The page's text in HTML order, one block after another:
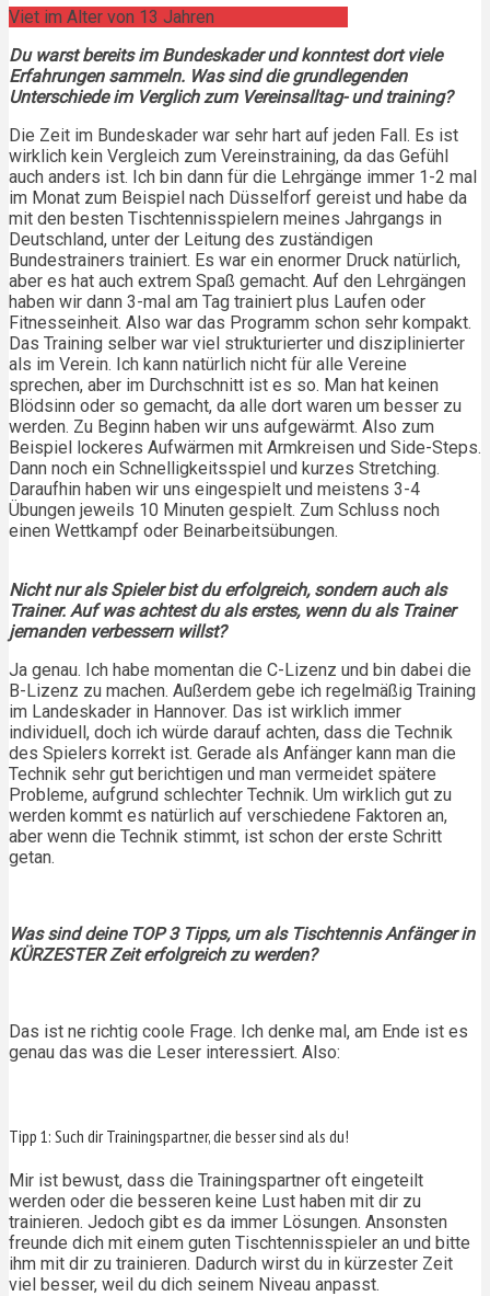
Viet im Alter von 13 Jahren
Du warst bereits im Bundeskader und konntest dort viele
Erfahrungen sammeln. Was sind die grundlegenden
Unterschiede im Verglich zum Vereinsalltag- und training?
Die Zeit im Bundeskader war sehr hart auf jeden Fall. Es ist
wirklich kein Vergleich zum Vereinstraining, da das Gefühl
auch anders ist. Ich bin dann für die Lehrgänge immer 1-2 mal
im Monat zum Beispiel nach Düsselforf gereist und habe da
mit den besten Tischtennisspielern meines Jahrgangs in
Deutschland, unter der Leitung des zuständigen
Bundestrainers trainiert. Es war ein enormer Druck natürlich,
aber es hat auch extrem Spaß gemacht. Auf den Lehrgängen
haben wir dann 3-mal am Tag trainiert plus Laufen oder
Fitnesseinheit. Also war das Programm schon sehr kompakt.
Das Training selber war viel strukturierter und disziplinierter
als im Verein. Ich kann natürlich nicht für alle Vereine
sprechen, aber im Durchschnitt ist es so. Man hat keinen
Blödsinn oder so gemacht, da alle dort waren um besser zu
werden. Zu Beginn haben wir uns aufgewärmt. Also zum
Beispiel lockeres Aufwärmen mit Armkreisen und Side-Steps.
Dann noch ein Schnelligkeitsspiel und kurzes Stretching.
Daraufhin haben wir uns eingespielt und meistens 3-4
Übungen jeweils 10 Minuten gespielt. Zum Schluss noch
einen Wettkampf oder Beinarbeitsübungen.
Nicht nur als Spieler bist du erfolgreich, sondern auch als
Trainer. Auf was achtest du als erstes, wenn du als Trainer
jemanden verbessern willst?
Ja genau. Ich habe momentan die C-Lizenz und bin dabei die
B-Lizenz zu machen. Außerdem gebe ich regelmäßig Training
im Landeskader in Hannover. Das ist wirklich immer
individuell, doch ich würde darauf achten, dass die Technik
des Spielers korrekt ist. Gerade als Anfänger kann man die
Technik sehr gut berichtigen und man vermeidet spätere
Probleme, aufgrund schlechter Technik. Um wirklich gut zu
werden kommt es natürlich auf verschiedene Faktoren an,
aber wenn die Technik stimmt, ist schon der erste Schritt
getan.
Was sind deine TOP 3 Tipps, um als Tischtennis Anfänger in
KÜRZESTER Zeit erfolgreich zu werden?
Das ist ne richtig coole Frage. Ich denke mal, am Ende ist es
genau das was die Leser interessiert. Also:
Tipp 1: Such dir Trainingspartner, die besser sind als du!
Mir ist bewust, dass die Trainingspartner oft eingeteilt
werden oder die besseren keine Lust haben mit dir zu
trainieren. Jedoch gibt es da immer Lösungen. Ansonsten
freunde dich mit einem guten Tischtennisspieler an und bitte
ihm mit dir zu trainieren. Dadurch wirst du in kürzester Zeit
viel besser, weil du dich seinem Niveau anpasst.